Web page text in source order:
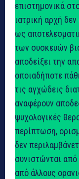
επιστημονικά
ιατρική αρχή
ως
των συσκευών
αποδείξει την
οποιαδήποτε
τις αγχώδεις
αναφέρουν
ψυχολογικές
περίπτωση,
δεν
συνιστώνται
από άλλους